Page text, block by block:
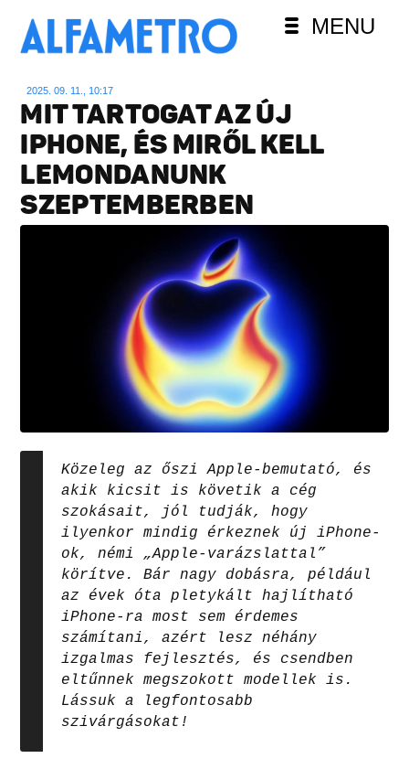
MENU
2025. 09. 11., 10:17
MIT TARTOGAT AZ ÚJ
IPHONE, ÉS MIRŐL KELL
LEMONDANUNK
SZEPTEMBERBEN
Közeleg az őszi Apple-bemutató, és
akik kicsit is követik a cég
szokásait, jól tudják, hogy
ilyenkor mindig érkeznek új iPhone-
ok, némi „Apple-varázslattal”
körítve. Bár nagy dobásra, például
az évek óta pletykált hajlítható
iPhone-ra most sem érdemes
számítani, azért lesz néhány
izgalmas fejlesztés, és csendben
eltűnnek megszokott modellek is.
Lássuk a legfontosabb
szivárgásokat!